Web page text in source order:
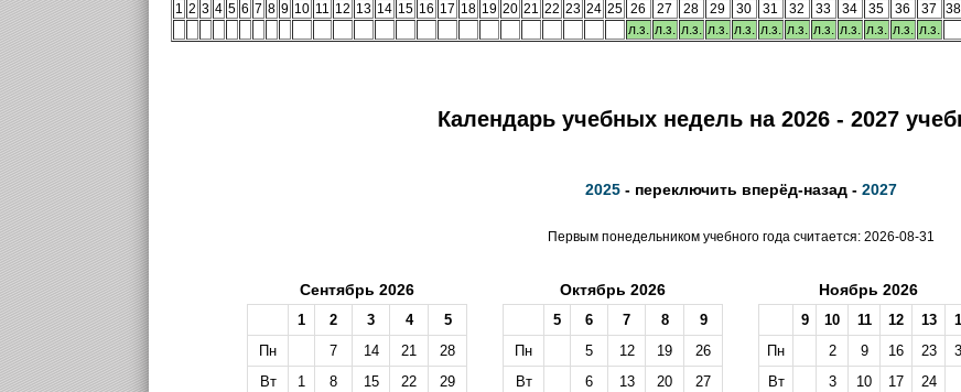
1 2 3 4 5 6 7 8 9 10 11 12 13 14 15 16 17 18 19 20 21 22 23 24 25 26 27 28 29 30 31 32 33 34 35 36 37 38
л.з. л.з. л.з. л.з. л.з. л.з. л.з. л.з. л.з. л.з. л.з. л.з.
Календарь учебных недель на 2026 - 2027
2025- переключить вперёд-назад - 2027
Первым понедельником учебного года считается: 2026-08-31
Сентябрь 2026
1 2 3 4
5
Пн
7 14 21
28
Вт
1 8 15 22
29
Октябрь 2026
5 6 7 8
9
Пн
5 12 19
26
Вт
6 13 20
27
Ноябрь 2026
9 10 11 12 13
Пн
2 9 16 23
Вт
3 10 17
24